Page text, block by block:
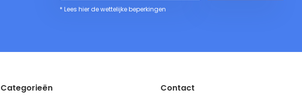
* Lees hier de wettelijke beperkingen
Categorieën Contact